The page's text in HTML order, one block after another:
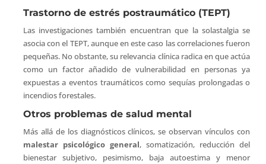
Trastorno de estrés postraumático (TEPT)
Las investigaciones también encuentran que la solastalgia se
asocia con el TEPT, aunque en este caso las correlaciones fueron
pequeñas. No obstante, su relevancia clínica radica en que actúa
como un factor añadido de vulnerabilidad en personas ya
expuestas a eventos traumáticos como sequías prolongadas o
incendios forestales.
Otros problemas de salud mental
Más allá de los diagnósticos clínicos, se observan vínculos con
malestar psicológico general, somatización, reducción del
bienestar subjetivo, pesimismo, baja autoestima y menor